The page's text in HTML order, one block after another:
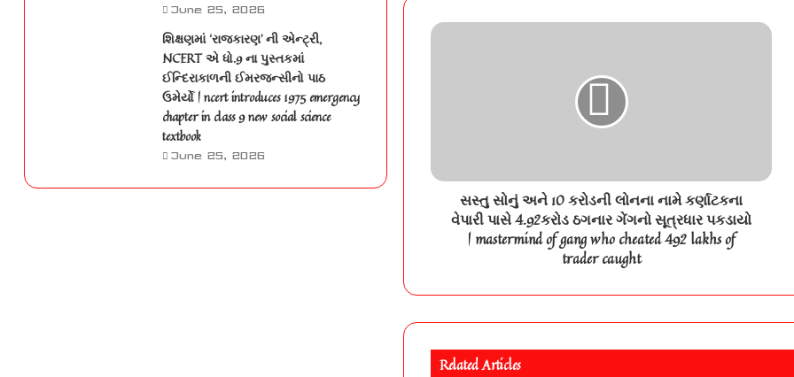
સસ્તુ સોનું અને 10 કરોડની લોનના નામે કર્ણાટકના
વેપારી પાસે 4.92કરોડ ઠગનાર ગેંગનો સૂત્રધાર પકડાયો
| mastermind of gang who cheated 492 lakhs of
trader caught
Related Articles
June 25, 2026
શિક્ષણમાં ‘રાજકારણ’ ની એન્ટ્રી,
NCERT એ ધો.9 ના પુસ્તકમાં
ઈન્દિરાકાળની ઈમરજન્સીનો પાઠ
ઉમેર્યો | ncert introduces 1975 emergency
chapter in class 9 new social science
textbook
June 25, 2026